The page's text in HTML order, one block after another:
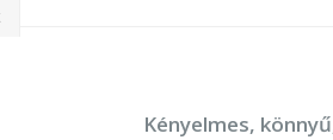
Kényelmes,